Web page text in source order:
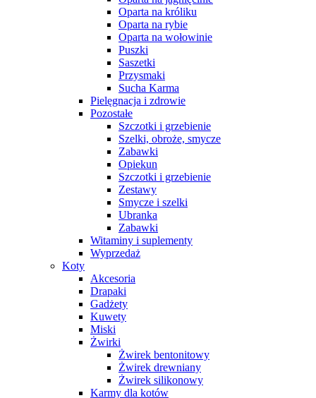
Oparta na króliku
Oparta na rybie
Oparta na wołowinie
Puszki
Saszetki
Przysmaki
Sucha Karma
Pielęgnacja i zdrowie
Pozostałe
Szczotki i grzebienie
Szelki, obroże, smycze
Zabawki
Opiekun
Szczotki i grzebienie
Zestawy
Smycze i szelki
Ubranka
Zabawki
Witaminy i suplementy
Wyprzedaż
Koty
Akcesoria
Drapaki
Gadżety
Kuwety
Miski
Żwirki
Żwirek bentonitowy
Żwirek drewniany
Żwirek silikonowy
Karmy dla kotów